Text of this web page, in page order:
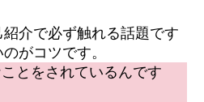
介で必ず触れる話題です
がコツです。
ことをされているんです